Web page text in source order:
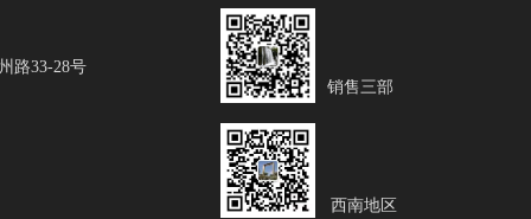
路33-28号
销售三部
西南地区